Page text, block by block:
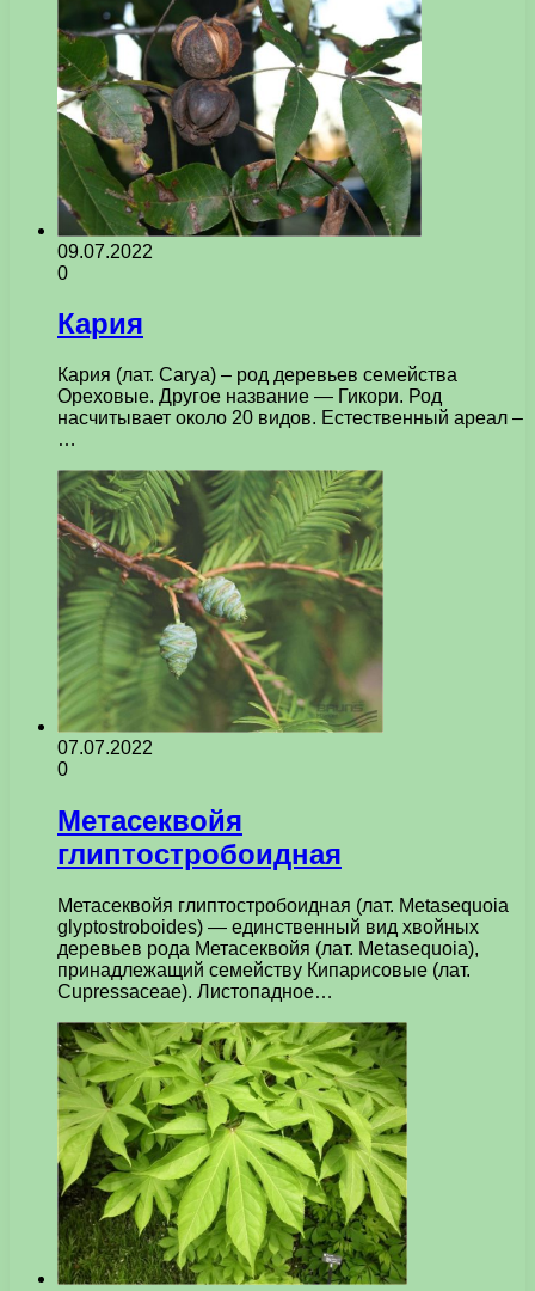
09.07.2022
0
Кария
Кария (лат. Carya) – род деревьев семейства
Ореховые. Другое название — Гикори. Род
насчитывает около 20 видов. Естественный ареал –
…
07.07.2022
0
Метасеквойя
глиптостробоидная
Метасеквойя глиптостробоидная (лат. Metasequoia
glyptostroboides) — единственный вид хвойных
деревьев рода Метасеквойя (лат. Metasequoia),
принадлежащий семейству Кипарисовые (лат.
Cupressaceae). Листопадное…